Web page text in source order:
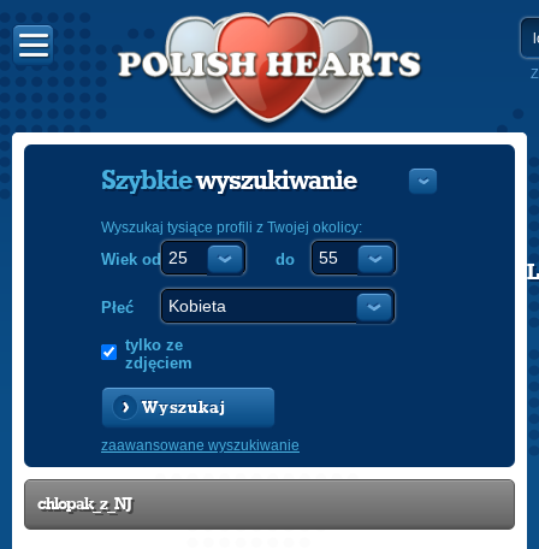
POLISH
Szybkiewyszukiwanie
Wyszukaj tysiące profili z Twojej okolicy:
Wiek od do
Płeć
tylko ze
zdjęciem
Wyszukaj
zaawansowane wyszukiwanie
chlopak_z_NJ